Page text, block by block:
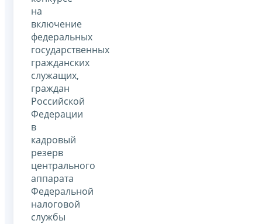
на
включение
федеральных
государственных
гражданских
служащих,
граждан
Российской
Федерации
в
кадровый
резерв
центрального
аппарата
Федеральной
налоговой
службы